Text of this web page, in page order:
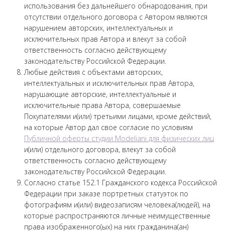
использования без дальнейшего обнародования, при
отсутствии отдельного договора с Автором являются
нарушением авторских, интеллектуальных и
исключительных прав Автора и влекут за собой
ответственность согласно действующему
законодательству Российской Федерации.
Любые действия с объектами авторских,
интеллектуальных и исключительных прав Автора,
нарушающие авторские, интеллектуальные и
исключительные права Автора, совершаемые
Покупателями и(или) третьими лицами, кроме действий,
на которые Автор дал свое согласие по условиям
Публичной оферты студии Modeliani для физических лиц
и(или) отдельного договора, влекут за собой
ответственность согласно действующему
законодательству Российской Федерации.
Согласно статье 152.1 Гражданского кодекса Российской
Федерации при заказе портретных статуэток по
фотографиям и(или) видеозаписям человека(людей), на
которые распространяются личные неимущественные
права изображенного(ых) на них гражданина(ан)